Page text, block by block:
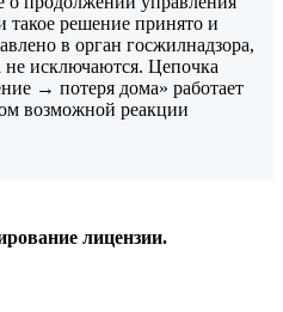
такое решение принято и
в орган госжилнадзора,
не исключаются. Цепочка
→ потеря дома» работает
возможной реакции
лицензии.